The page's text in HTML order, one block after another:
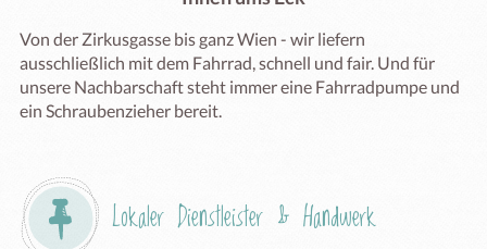
Von der Zirkusgasse bis ganz Wien - wir liefern
ausschließlich mit dem Fahrrad, schnell und fair. Und für
unsere Nachbarschaft steht immer eine Fahrradpumpe und
ein Schraubenzieher bereit.
Lokaler Dienstleister & Handwerk